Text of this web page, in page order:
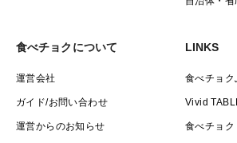
食べチョクについて
運営会社
ガイド/お問い合わせ
運営からのお知らせ
LINKS
食べチョク
Vivid
食べチョク